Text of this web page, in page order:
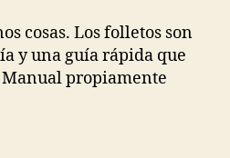
cosas. Los folletos son
y una guía rápida que
Manual propiamente